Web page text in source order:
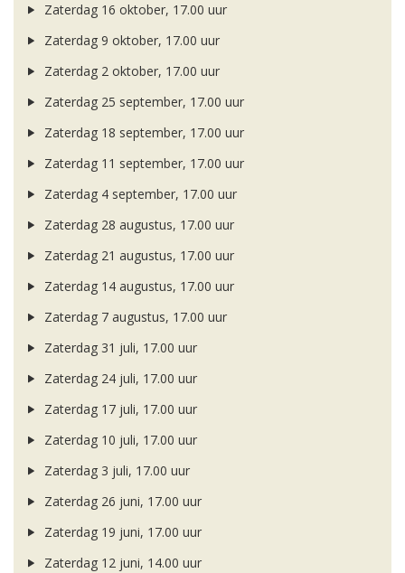
Zaterdag 16 oktober, 17.00 uur
Zaterdag 9 oktober, 17.00 uur
Zaterdag 2 oktober, 17.00 uur
Zaterdag 25 september, 17.00 uur
Zaterdag 18 september, 17.00 uur
Zaterdag 11 september, 17.00 uur
Zaterdag 4 september, 17.00 uur
Zaterdag 28 augustus, 17.00 uur
Zaterdag 21 augustus, 17.00 uur
Zaterdag 14 augustus, 17.00 uur
Zaterdag 7 augustus, 17.00 uur
Zaterdag 31 juli, 17.00 uur
Zaterdag 24 juli, 17.00 uur
Zaterdag 17 juli, 17.00 uur
Zaterdag 10 juli, 17.00 uur
Zaterdag 3 juli, 17.00 uur
Zaterdag 26 juni, 17.00 uur
Zaterdag 19 juni, 17.00 uur
Zaterdag 12 juni, 14.00 uur